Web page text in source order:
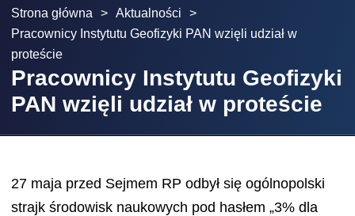
Strona główna > Aktualności
>
Pracownicy Instytutu Geofizyki PAN wzięli udział w
proteście
Pracownicy Instytutu Geofizyki
PAN wzięli udział w proteście
27 maja przed Sejmem RP odbył się ogólnopolski
strajk środowisk naukowych pod hasłem „3% dla